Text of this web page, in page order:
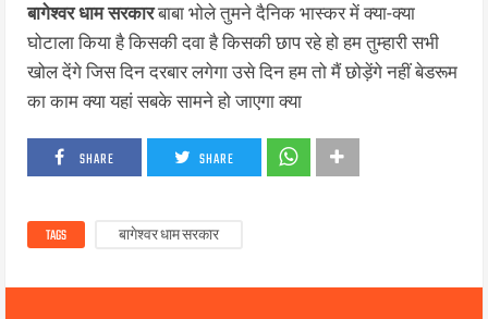
बागेश्वर धाम सरकारबाबा भोले तुमने दैनिक भास्कर में क्या-क्या
घोटाला किया है किसकी दवा है किसकी छाप रहे हो हम तुम्हारी सभी
खोल देंगे जिस दिन दरबार लगेगा उसे दिन हम तो मैं छोड़ेंगे नहीं बेडरूम
का काम क्या यहां सबके सामने हो जाएगा क्या
SHARE SHARE
TAGS बागेश्वर धाम सरकार